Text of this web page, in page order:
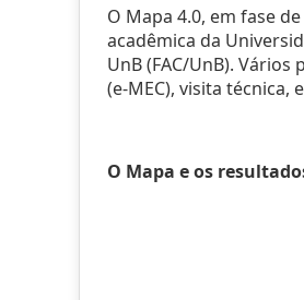
O Mapa 4.0, em fase
acadêmica da
UnB (FAC/UnB).
(e-MEC), visita
O Mapa e os